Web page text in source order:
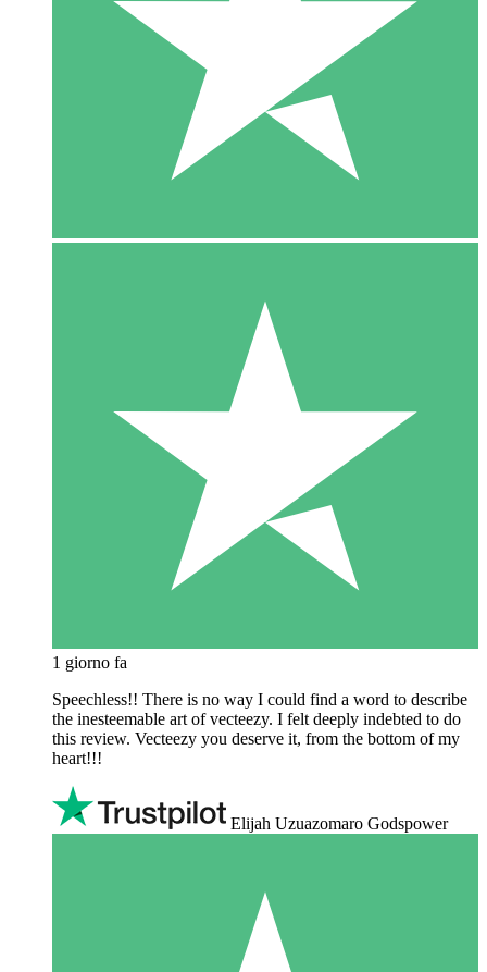
1 giorno fa
Speechless!! There is no way I could find a word to describe
the inesteemable art of vecteezy. I felt deeply indebted to do
this review. Vecteezy you deserve it, from the bottom of my
heart!!!
Elijah Uzuazomaro Godspower